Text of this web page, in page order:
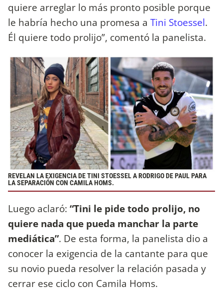
quiere arreglar lo más pronto posible porque
le habría hecho una promesa a Tini Stoessel.
Él quiere todo prolijo”, comentó la panelista.
REVELAN LA EXIGENCIA DE TINI STOESSEL A RODRIGO DE PAUL PARA
LA SEPARACIÓN CON CAMILA HOMS.
Luego aclaró: “Tini le pide todo prolijo, no
quiere nada que pueda manchar la parte
mediática”. De esta forma, la panelista dio a
conocer la exigencia de la cantante para que
su novio pueda resolver la relación pasada y
cerrar ese ciclo con Camila Homs.